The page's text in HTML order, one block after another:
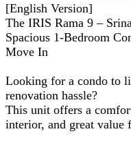
[English Version]
The IRIS Rama 9 –
Spacious 1-Bedroom
Move In
Looking for a condo to
renovation hassle?
This unit offers a
interior, and great